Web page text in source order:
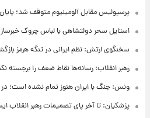
پرسپولیس مقابل آلومینیوم متوقف شد؛
استایل سحر دولتشاهی با لباس چروک
سخنگوی ارتش: نظم ایرانی در تنگه هرمز
رهبر انقلاب: رسانه‌ها نقاط ضعف را برجسته
ونس: جنگ با ایران هنوز تمام نشده است؛ در
پزشکیان: تا آخر پای تصمیمات رهبر انقلاب